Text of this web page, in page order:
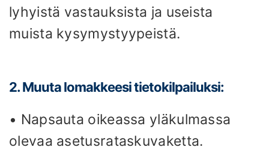
lyhyistä vastauksista ja useista
muista kysymystyypeistä.
2. Muuta lomakkeesi tietokilpailuksi:
• Napsauta oikeassa yläkulmassa
olevaa asetusrataskuvaketta.